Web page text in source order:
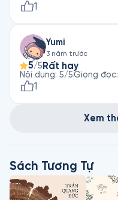
1
Yumi
3 năm trước
5/5 Rất hay
Nội dung: 5/5Giọng đọc:
1
Xem
Sách Tương Tự